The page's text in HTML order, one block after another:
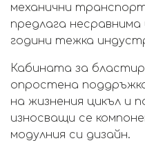
механични
предлага
години тежка
Кабината за
опростена
на жизнения цикъл и
износващи се
модулния си дизайн.